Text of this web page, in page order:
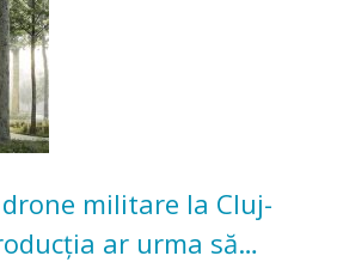
drone militare la Cluj-
ar urma să